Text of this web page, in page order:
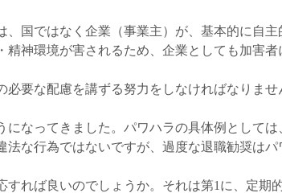
、国ではなく企業（事業主）が、基本的に自
神環境が害されるため、企業としても加害
要な配慮を講ずる努力をしなければなりませ
なってきました。パワハラの具体例として
な行為ではないですが、過度な退職勧奨は
れば良いのでしょうか。それは第1に、定期